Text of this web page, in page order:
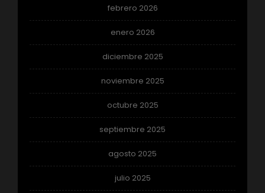
febrero 2026
enero 2026
diciembre 2025
noviembre 2025
octubre 2025
septiembre 2025
agosto 2025
julio 2025